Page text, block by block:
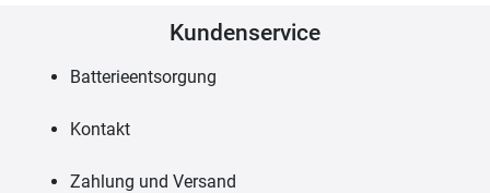
Kundenservice
Batterieentsorgung
Kontakt
Zahlung und Versand